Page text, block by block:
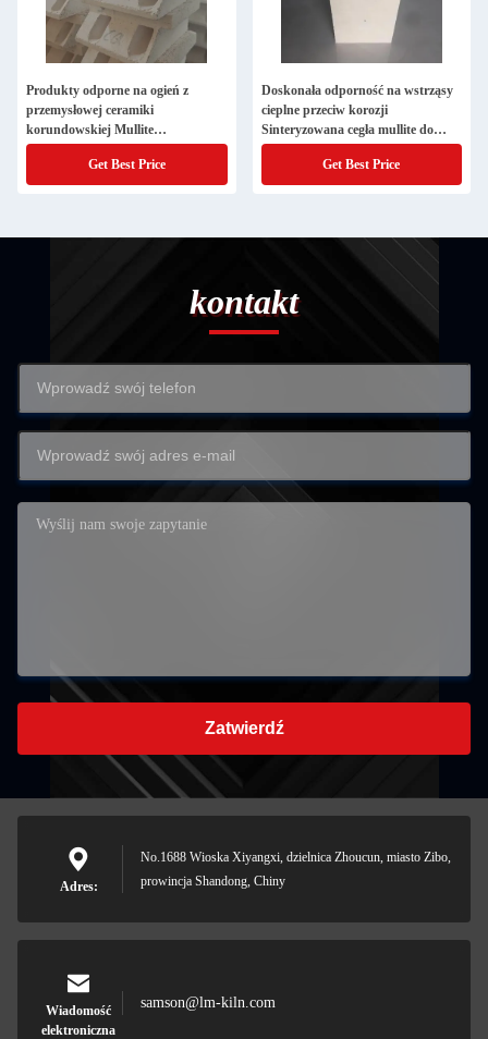
Produkty odporne na ogień z
przemysłowej ceramiki
korundowskiej Mullite
Dostosowalne rozwiązania
Get Best Price
Doskonała odporność na wstrząsy
cieplne przeciw korozji
Sinteryzowana cegła mullite do
pieca do topienia szkła
Get Best Price
kontakt
Zatwierdź
Adres:
No.1688 Wioska Xiyangxi, dzielnica Zhoucun, miasto Zibo,
prowincja Shandong, Chiny
Wiadomość
elektroniczna
samson@lm-kiln.com